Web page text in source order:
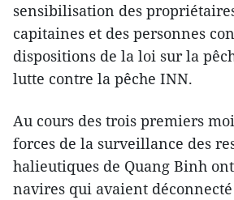
sensibilisation des
capitaines et des personnes
dispositions de la loi sur la
lutte contre la pêche INN.
Au cours des trois premiers
forces de la surveillance des
halieutiques de Quang Binh
navires qui avaient